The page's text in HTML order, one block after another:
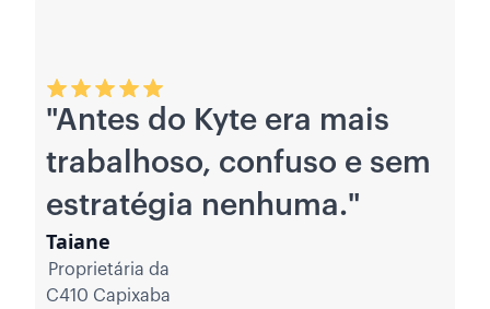
"Antes do Kyte era mais
trabalhoso, confuso e sem
estratégia nenhuma."
Taiane
Proprietária da
C410 Capixaba